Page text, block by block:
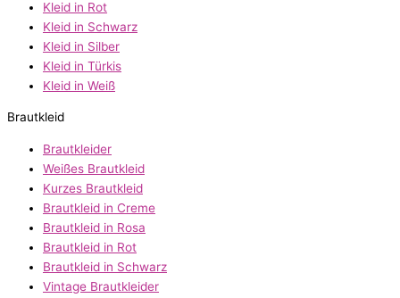
Kleid in Rot
Kleid in Schwarz
Kleid in Silber
Kleid in Türkis
Kleid in Weiß
Brautkleid
Brautkleider
Weißes Brautkleid
Kurzes Brautkleid
Brautkleid in Creme
Brautkleid in Rosa
Brautkleid in Rot
Brautkleid in Schwarz
Vintage Brautkleider